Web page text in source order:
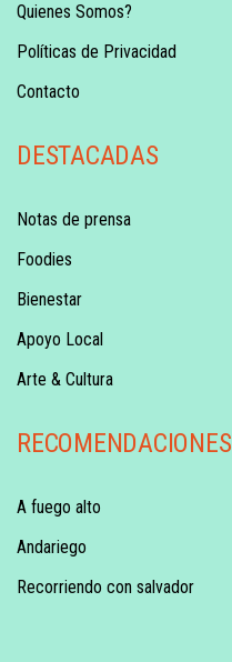
Quienes Somos?
Políticas de Privacidad
Contacto
DESTACADAS
Notas de prensa
Foodies
Bienestar
Apoyo Local
Arte & Cultura
RECOMENDACIONES
A fuego alto
Andariego
Recorriendo con salvador